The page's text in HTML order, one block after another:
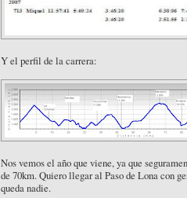
Y el perfil de la carrera:
Nos vemos el año que viene, ya que
de 70km. Quiero llegar al Paso de Lona con
queda nadie.